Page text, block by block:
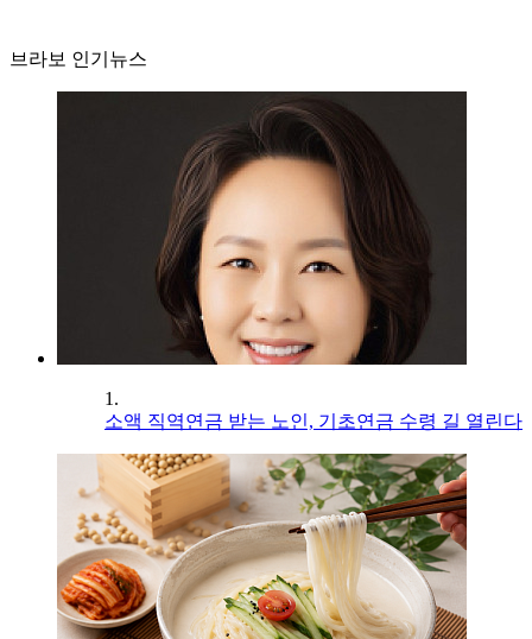
브라보 인기뉴스
1.
소액 직역연금 받는 노인, 기초연금 수령 길 열린다